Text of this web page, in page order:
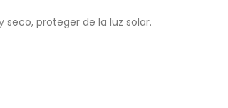
proteger de la luz solar.